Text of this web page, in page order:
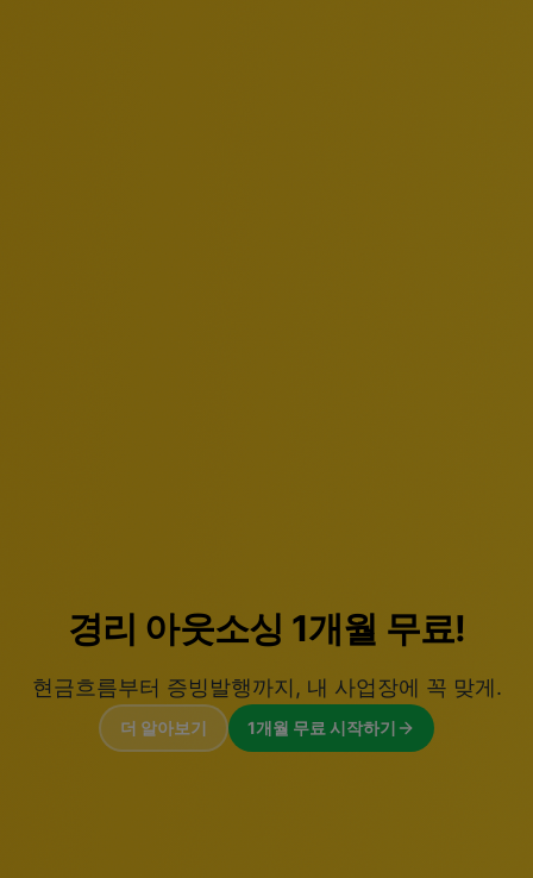
법인설립 0원.
법인설립, 사업자 등록부터 정점까지.
더 알아보기 법인설립 무료 지원받기